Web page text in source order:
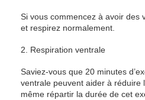
Si vous commencez à avoir des
et respirez normalement.
2. Respiration ventrale
Saviez-vous que 20 minutes
ventrale peuvent aider à réduire
même répartir la durée de cet